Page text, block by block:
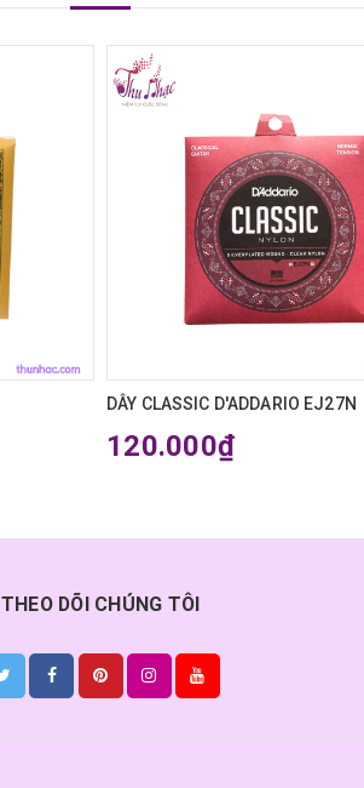
DÂY CLASSIC D'ADDARIO EJ27N
120.000₫
THEO DÕI CHÚNG TÔI